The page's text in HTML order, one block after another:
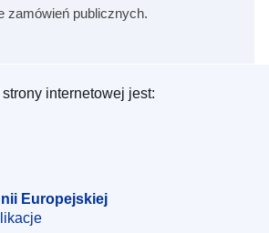
zamówień publicznych.
Europejskiej
internetowej jest:
Europejskiej